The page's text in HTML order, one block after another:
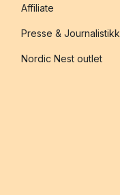
Affiliate
Presse & Journalistikk
Nordic Nest outlet